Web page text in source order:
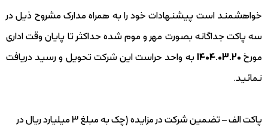
خواهشمند است پیشنهادات خود را به همراه مدارک مشروح ذیل در
سه پاکت جداگانه بصورت مهر و موم شده حداکثر تا پایان وقت اداری
مورخ1404.03.20به واحد حراست این شرکت تحویل و رسید دریافت
نمائید.
پاکت الف – تضمین شرکت در مزایده (چک به مبلغ 3 میلیارد ریال در